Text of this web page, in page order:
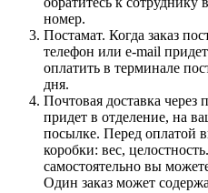
номер.
Постамат. Когда заказ
телефон или e-mail
оплатить в терминале
дня.
Почтовая доставка через
придет в отделение, на
посылке. Перед оплатой
коробки: вес,
самостоятельно вы
Один заказ может